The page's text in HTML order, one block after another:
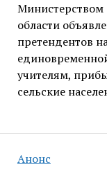
Анонс
Министерством
области
претендентов
учителям,
сельские